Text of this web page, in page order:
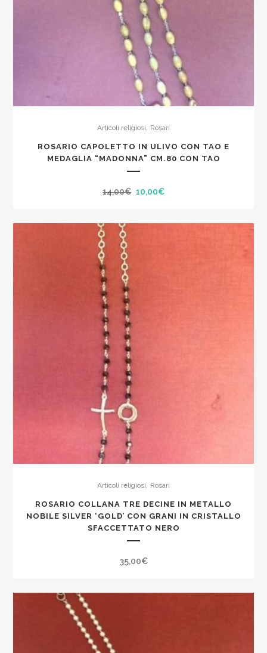
Articoli religiosi Rosari
ROSARIO CAPOLETTO IN ULIVO CON TAO E
MEDAGLIA “MADONNA” CM.80 CON TAO
14,00€ Il
originale
10,00€Il
attuale
Articoli religiosi Rosari
ROSARIO COLLANA TRE DECINE IN METALLO
NOBILE SILVER ‘GOLD’ CON GRANI IN CRISTALLO
SFACCETTATO NERO
35,00€